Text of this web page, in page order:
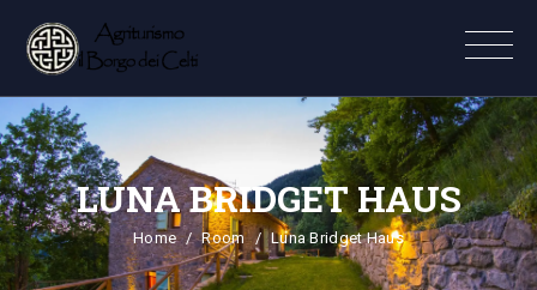
LUNA BRIDGET HAUS
Home Room Luna Bridget Haus